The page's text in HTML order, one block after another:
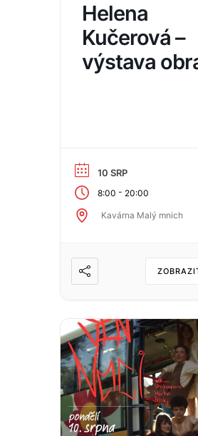
Helena
Kučerová –
výstava
10 SRP
8:00 - 20:00
Kavárna Malý mnich